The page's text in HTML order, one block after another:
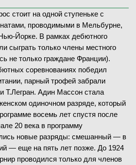
1/32 финала
(51)
(5)
6 4
7-5
6 -4
4-6
4 -6
1/32 финала
(7)
(118)
6- 3
6-2
стоит на одной ступеньке с
проводимыми в Мельбурне,
Йорке. В рамках дебютного
сыграть только члены местного
не только граждане Франции).
соревнованиях победил
парный трофей забрали
Т.Легран. Адин Массон стала
одиночном разряде, который
восемь лет спустя после
20 века в программу
новые разряды: смешанный — в
— еще на пять лет позже. До 1924
проводился только для членов